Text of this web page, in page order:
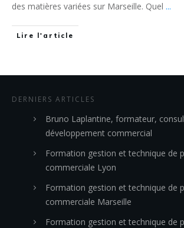
des matières variées sur Marseille. Quel ...
Lire l'article
DERNIERS ARTICLES
Bruno Laplantine, formateur,
développement commercial
Formation gestion et technique de
commerciale Lyon
Formation gestion et technique de
commerciale Marseille
Formation gestion et technique de